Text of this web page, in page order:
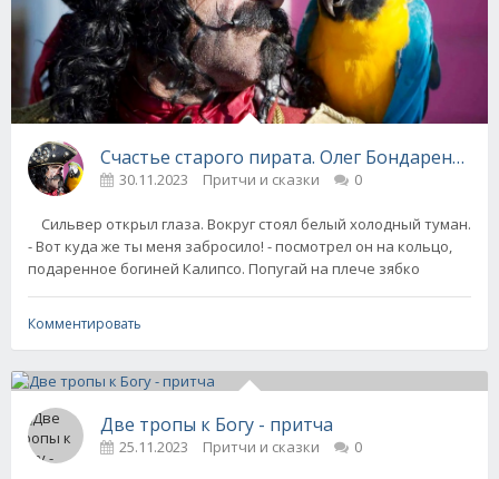
Счастье старого пирата. Олег Бондаренко
30.11.2023 Притчи и сказки 0
Сильвер открыл глаза. Вокруг стоял белый холодный туман.
- Вот куда же ты меня забросило! - посмотрел он на кольцо,
подаренное богиней Калипсо. Попугай на плече зябко
Комментировать
Две тропы к Богу - притча
25.11.2023 Притчи и сказки 0